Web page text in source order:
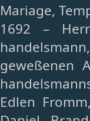
Mariage,
1692 –
geweßenen
Edlen